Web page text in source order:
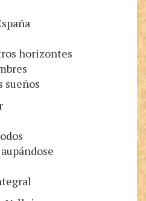
horizontes
sueños